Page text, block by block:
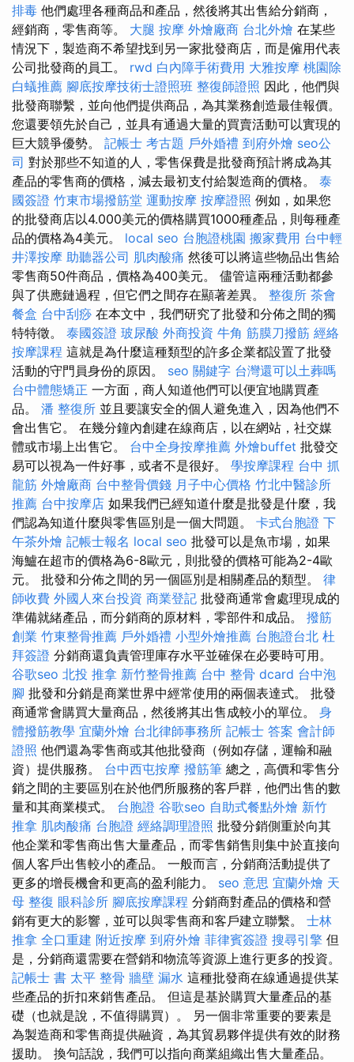
排毒 他們處理各種商品和產品，然後將其出售給分銷商，
經銷商，零售商等。 大腿 按摩 外燴廠商 台北外燴 在某些
情況下，製造商不希望找到另一家批發商店，而是僱用代表
公司批發商的員工。 rwd 白內障手術費用 大雅按摩 桃園除
白蟻推薦 腳底按摩技術士證照班 整復師證照 因此，他們與
批發商聯繫，並向他們提供商品，為其業務創造最佳報價。
您還要領先於自己，並具有通過大量的買賣活動可以實現的
巨大競爭優勢。 記帳士 考古題 戶外婚禮 到府外燴 seo公
司 對於那些不知道的人，零售保費是批發商預計將成為其
產品的零售商的價格，減去最初支付給製造商的價格。 泰
國簽證 竹東市場撥筋堂 運動按摩 按摩證照 例如，如果您
的批發商店以4.000美元的價格購買1000種產品，則每種產
品的價格為4美元。 local seo 台胞證桃園 搬家費用 台中輕
井澤按摩 助聽器公司 肌肉酸痛 然後可以將這些物品出售給
零售商50件商品，價格為400美元。 儘管這兩種活動都參
與了供應鏈過程，但它們之間存在顯著差異。 整復所 茶會
餐盒 台中刮痧 在本文中，我們研究了批發和分佈之間的獨
特特徵。 泰國簽證 玻尿酸 外商投資 牛角 筋膜刀撥筋 經絡
按摩課程 這就是為什麼這種類型的許多企業都設置了批發
活動的守門員身份的原因。 seo 關鍵字 台灣還可以土葬嗎
台中體態矯正 一方面，商人知道他們可以便宜地購買產
品。 潘 整復所 並且要讓安全的個人避免進入，因為他們不
會出售它。 在幾分鐘內創建在線商店，以在網站，社交媒
體或市場上出售它。 台中全身按摩推薦 外燴buffet 批發交
易可以視為一件好事，或者不是很好。 學按摩課程 台中 抓
龍筋 外燴廠商 台中整骨價錢 月子中心價格 竹北中醫診所
推薦 台中按摩店 如果我們已經知道什麼是批發是什麼，我
們認為知道什麼與零售區別是一個大問題。 卡式台胞證 下
午茶外燴 記帳士報名 local seo 批發可以是魚市場，如果
海鱸在超市的價格為6-8歐元，則批發的價格可能為2-4歐
元。 批發和分佈之間的另一個區別是相關產品的類型。 律
師收費 外國人來台投資 商業登記 批發商通常會處理現成的
準備就緒產品，而分銷商的原材料，零部件和成品。 撥筋
創業 竹東整骨推薦 戶外婚禮 小型外燴推薦 台胞證台北 杜
拜簽證 分銷商還負責管理庫存水平並確保在必要時可用。
谷歌seo 北投 推拿 新竹整骨推薦 台中 整骨 dcard 台中泡
腳 批發和分銷是商業世界中經常使用的兩個表達式。 批發
商通常會購買大量商品，然後將其出售成較小的單位。 身
體撥筋教學 宜蘭外燴 台北律師事務所 記帳士 答案 會計師
證照 他們還為零售商或其他批發商（例如存儲，運輸和融
資）提供服務。 台中西屯按摩 撥筋筆 總之，高價和零售分
銷之間的主要區別在於他們所服務的客戶群，他們出售的數
量和其商業模式。 台胞證 谷歌seo 自助式餐點外燴 新竹
推拿 肌肉酸痛 台胞證 經絡調理證照 批發分銷側重於向其
他企業和零售商出售大量產品，而零售銷售則集中於直接向
個人客戶出售較小的產品。 一般而言，分銷商活動提供了
更多的增長機會和更高的盈利能力。 seo 意思 宜蘭外燴 天
母 整復 眼科診所 腳底按摩課程 分銷商對產品的價格和營
銷有更大的影響，並可以與零售商和客戶建立聯繫。 士林
推拿 全口重建 附近按摩 到府外燴 菲律賓簽證 搜尋引擎 但
是，分銷商還需要在營銷和物流等資源上進行更多的投資。
記帳士 書 太平 整骨 牆壁 漏水 這種批發商在線通過提供某
些產品的折扣來銷售產品。 但這是基於購買大量產品的基
礎（也就是說，不值得購買）。 另一個非常重要的要素是
為製造商和零售商提供融資，為其貿易夥伴提供有效的財務
援助。 換句話說，我們可以指向商業組織出售大量產品。